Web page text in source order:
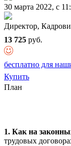
30 марта 2022, c
Директор,
13 725 руб.
бесплатно для
Купить
План
1. Как на
трудовых